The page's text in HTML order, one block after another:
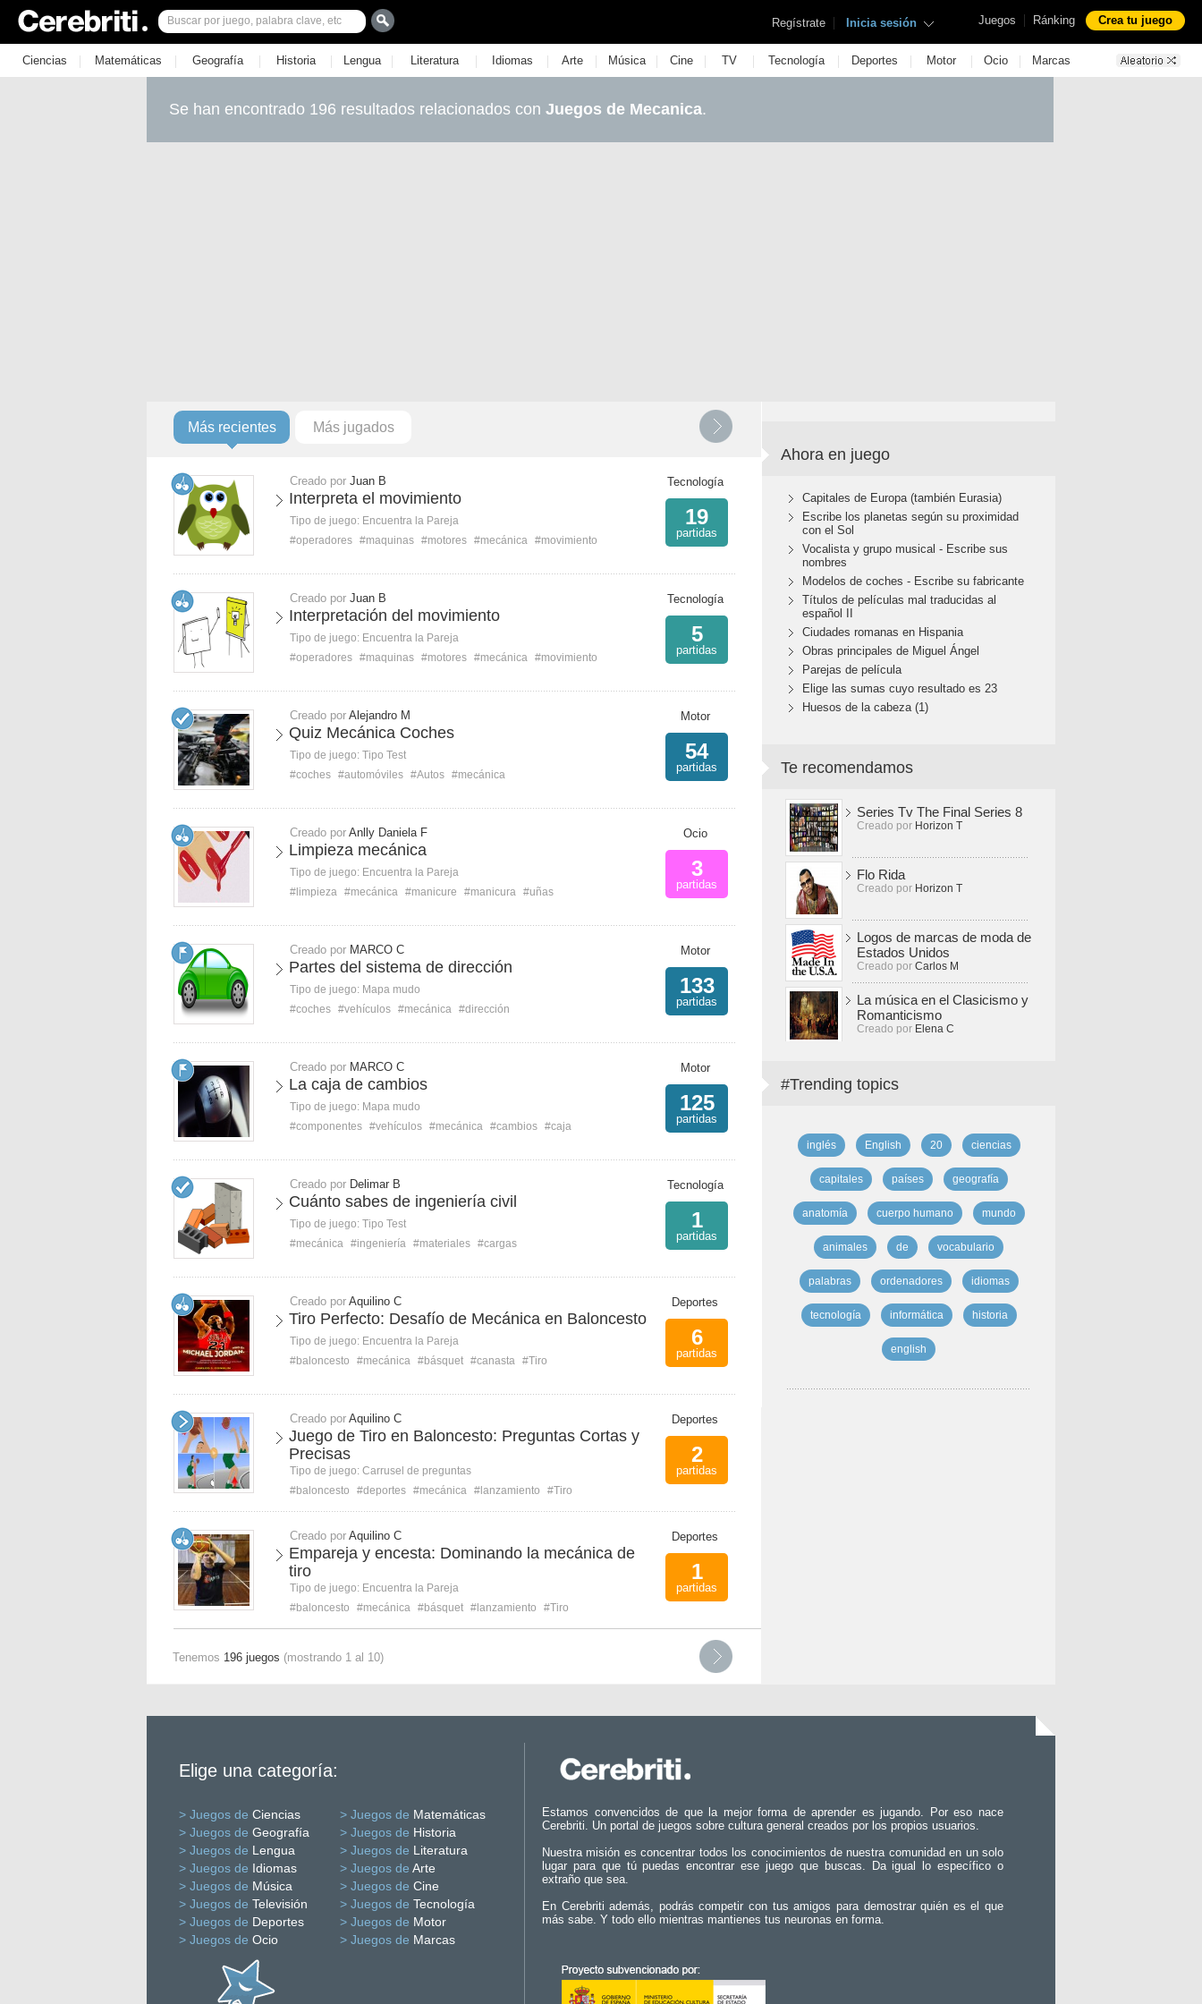
Juegos | Ránking Crea tu juego
Regístrate | Inicia sesión
Ciencias | Matemáticas | Geografía | Historia | Lengua | Literatura | Idiomas | Arte | Música | Cine | TV | Tecnología | Deportes | Motor | Ocio | Marcas
Se han encontrado 196 resultados relacionados con Juegos de Mecanica.
Más recientes Más jugados
Creado por Juan B
Interpreta el movimiento
Tipo de juego: Encuentra la Pareja
#operadores #maquinas #motores #mecánica #movimiento
Tecnología
19
partidas
Creado por Juan B
Interpretación del movimiento
Tipo de juego: Encuentra la Pareja
#operadores #maquinas #motores #mecánica #movimiento
Tecnología
5
partidas
Creado por Alejandro M
Quiz Mecánica Coches
Tipo de juego: Tipo Test
#coches #automóviles #Autos #mecánica
Motor
54
partidas
Creado por Anlly Daniela F
Limpieza mecánica
Tipo de juego: Encuentra la Pareja
#limpieza #mecánica #manicure #manicura #uñas
Ocio
3
partidas
Creado por MARCO C
Partes del sistema de dirección
Tipo de juego: Mapa mudo
#coches #vehículos #mecánica #dirección
Motor
133
partidas
Creado por MARCO C
La caja de cambios
Tipo de juego: Mapa mudo
#componentes #vehículos #mecánica #cambios #caja
Motor
125
partidas
Creado por Delimar B
Cuánto sabes de ingeniería civil
Tipo de juego: Tipo Test
#mecánica #ingeniería #materiales #cargas
Tecnología
1
partidas
Creado por Aquilino C
Tiro Perfecto: Desafío de Mecánica en Baloncesto
Tipo de juego: Encuentra la Pareja
#baloncesto
#mecánica #básquet #canasta #Tiro
Deportes
6
partidas
Creado por Aquilino C
Juego de Tiro en Baloncesto: Preguntas Cortas y
Precisas
Tipo de juego: Carrusel de preguntas
#baloncesto
#deportes #mecánica #lanzamiento #Tiro
Deportes
2
partidas
Creado por Aquilino C
Empareja y encesta: Dominando la mecánica de
tiro
Tipo de juego: Encuentra la Pareja
#baloncesto
#mecánica #básquet #lanzamiento #Tiro
Deportes
1
partidas
Tenemos 196 juegos (mostrando 1 al 10)
Ahora en juego
Capitales de Europa (también Eurasia)
Escribe los planetas según su proximidad
con el Sol
Vocalista y grupo musical - Escribe sus
nombres
Modelos de coches - Escribe su fabricante
Títulos de películas mal traducidas al
español II
Ciudades romanas en Hispania
Obras principales de Miguel Ángel
Parejas de película
Elige las sumas cuyo resultado es 23
Huesos de la cabeza (1)
Te recomendamos
Series Tv The Final Series 8
Creado por Horizon T
Flo Rida
Creado por Horizon T
Logos de marcas de moda de
Estados Unidos
Creado por Carlos M
La música en el Clasicismo y
Romanticismo
Creado por Elena C
#Trending topics
inglés English 20 ciencias
capitales países geografía
anatomía cuerpo humano mundo
animales de vocabulario
palabras ordenadores idiomas
tecnología informática historia
english
Elige una categoría:
> Juegos de Ciencias > Juegos de Matemáticas
> Juegos de Geografía > Juegos de Historia
> Juegos de Lengua > Juegos de Literatura
> Juegos de Idiomas > Juegos de Arte
> Juegos de Música > Juegos de Cine
> Juegos de Televisión > Juegos de Tecnología
> Juegos de Deportes > Juegos de Motor
> Juegos de Ocio > Juegos de Marcas
Estamos convencidos de que la mejor forma de aprender es jugando. Por eso nace
Cerebriti. Un portal de juegos sobre cultura general creados por los propios usuarios.
Nuestra misión es concentrar todos los conocimientos de nuestra comunidad en un solo
lugar para que tú puedas encontrar ese juego que buscas. Da igual lo específico o
extraño que sea.
En Cerebriti además, podrás competir con tus amigos para demostrar quién es el que
más sabe. Y todo ello mientras mantienes tus neuronas en forma.